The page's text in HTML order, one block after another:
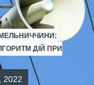
ДІЙ ПРИ
2022